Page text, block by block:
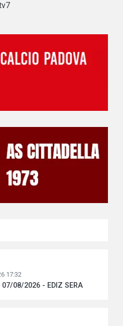
17:32
07/08/2026 - EDIZ SERA